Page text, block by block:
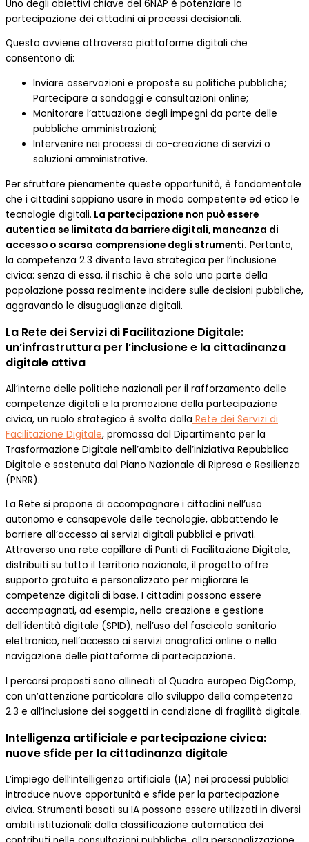
Uno degli obiettivi chiave del 6NAP è potenziare la
partecipazione dei cittadini ai processi decisionali.
Questo avviene attraverso piattaforme digitali che
consentono di:
Inviare osservazioni e proposte su politiche pubbliche;
Partecipare a sondaggi e consultazioni online;
Monitorare l’attuazione degli impegni da parte delle
pubbliche amministrazioni;
Intervenire nei processi di co-creazione di servizi o
soluzioni amministrative.
Per sfruttare pienamente queste opportunità, è fondamentale
che i cittadini sappiano usare in modo competente ed etico le
tecnologie digitali. La partecipazione non può essere
autentica se limitata da barriere digitali, mancanza di
accesso o scarsa comprensione degli strumenti. Pertanto,
la competenza 2.3 diventa leva strategica per l’inclusione
civica: senza di essa, il rischio è che solo una parte della
popolazione possa realmente incidere sulle decisioni pubbliche,
aggravando le disuguaglianze digitali.
La Rete dei Servizi di Facilitazione Digitale:
un’infrastruttura per l’inclusione e la cittadinanza
digitale attiva
All’interno delle politiche nazionali per il rafforzamento delle
competenze digitali e la promozione della partecipazione
civica, un ruolo strategico è svolto dalla Rete dei Servizi di
Facilitazione Digitale, promossa dal Dipartimento per la
Trasformazione Digitale nell’ambito dell’iniziativa Repubblica
Digitale e sostenuta dal Piano Nazionale di Ripresa e Resilienza
(PNRR).
La Rete si propone di accompagnare i cittadini nell’uso
autonomo e consapevole delle tecnologie, abbattendo le
barriere all’accesso ai servizi digitali pubblici e privati.
Attraverso una rete capillare di Punti di Facilitazione Digitale,
distribuiti su tutto il territorio nazionale, il progetto offre
supporto gratuito e personalizzato per migliorare le
competenze digitali di base. I cittadini possono essere
accompagnati, ad esempio, nella creazione e gestione
dell’identità digitale (SPID), nell’uso del fascicolo sanitario
elettronico, nell’accesso ai servizi anagrafici online o nella
navigazione delle piattaforme di partecipazione.
I percorsi proposti sono allineati al Quadro europeo DigComp,
con un’attenzione particolare allo sviluppo della competenza
2.3 e all’inclusione dei soggetti in condizione di fragilità digitale.
Intelligenza artificiale e partecipazione civica:
nuove sfide per la cittadinanza digitale
L’impiego dell’intelligenza artificiale (IA) nei processi pubblici
introduce nuove opportunità e sfide per la partecipazione
civica. Strumenti basati su IA possono essere utilizzati in diversi
ambiti istituzionali: dalla classificazione automatica dei